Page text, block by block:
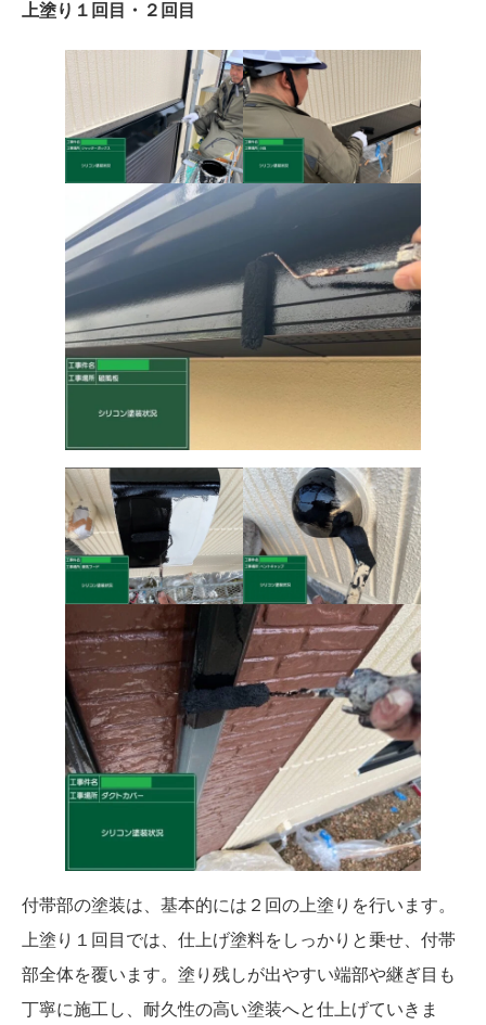
上塗り１回目・２回目
付帯部の塗装は、基本的には２回の上塗りを行います。
上塗り１回目では、仕上げ塗料をしっかりと乗せ、付帯
部全体を覆います。塗り残しが出やすい端部や継ぎ目も
丁寧に施工し、耐久性の高い塗装へと仕上げていきま